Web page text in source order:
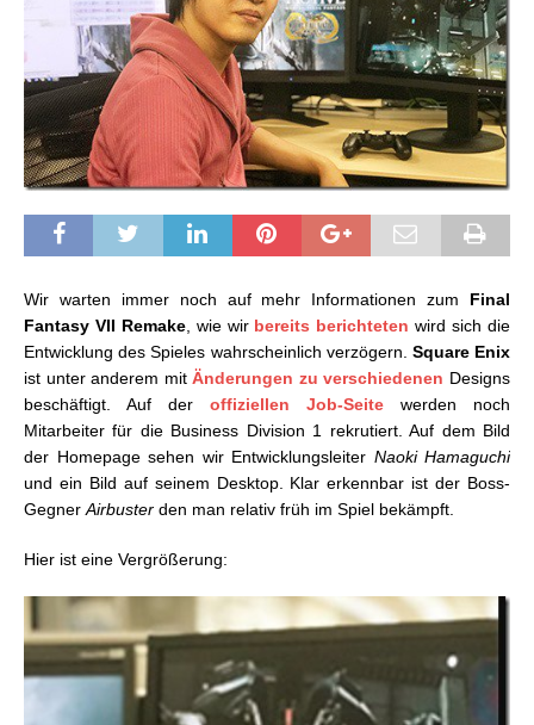
Wir warten immer noch auf mehr Informationen zum Final
Fantasy VII Remake, wie wirbereits berichteten wird sich die
Entwicklung des Spieles wahrscheinlich verzögern. Square Enix
ist unter anderem mitÄnderungen zu verschiedenen Designs
beschäftigt. Auf der offiziellen Job-Seite werden noch
Mitarbeiter für die Business Division 1 rekrutiert. Auf dem Bild
der Homepage sehen wir Entwicklungsleiter Naoki Hamaguchi
und ein Bild auf seinem Desktop. Klar erkennbar ist der Boss-
GegnerAirbuster den man relativ früh im Spiel bekämpft.
Hier ist eine Vergrößerung: